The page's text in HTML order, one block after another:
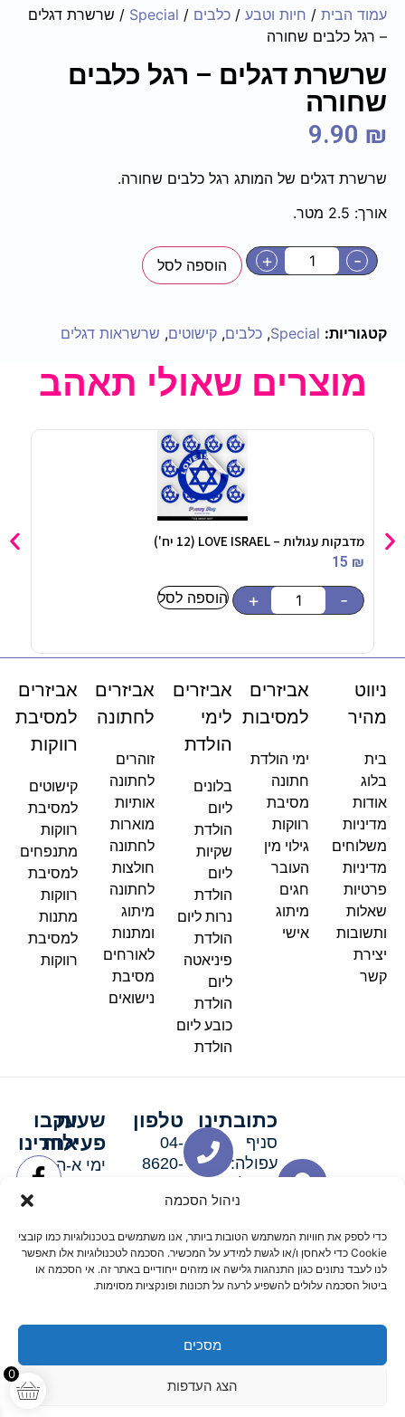
ניהול הסכמה
כדי לספק את חוויות המשתמש הטובות ביותר, אנו משתמשים בטכנולוגיות כמו קובצי
Cookie כדי לאחסן ו/או לגשת למידע על המכשיר. הסכמה לטכנולוגיות אלו תאפשר
לנו לעבד נתונים כגון התנהגות גלישה או מזהים ייחודיים באתר זה. אי הסכמה או
ביטול הסכמה עלולים להשפיע לרעה על תכונות ופונקציות מסוימות.
מסכים
הצג העדפות
0
עמוד הבית / חיות וטבע / כלבים /
Special / שרשרת דגלים
– רגל כלבים שחורה
שרשרת דגלים – רגל כלבים
שחורה
9.90 ₪
שרשרת דגלים של המותג רגל כלבים שחורה.
אורך: 2.5 מטר.
-
+ הוספה לסל
קטגוריות: Special
, כלבים, קישוטים, שרשראות דגלים
מוצרים שאולי תאהב
מדבקות עגולות – ‏‏‏‏LOVE ISRAEL (12 יח')
15 ₪
-
+ הוספה לסל
סט כלי
ניווט
מהיר
בית
בלוג
אודות
מדיניות
משלוחים
מדיניות
פרטיות
שאלות
ותשובות
יצירת
קשר
אביזרים
למסיבות
ימי הולדת
חתונה
מסיבת
רווקות
גילוי מין
העובר
חגים
מיתוג
אישי
אביזרים
לימי
הולדת
בלונים
ליום
הולדת
שקיות
ליום
הולדת
נרות ליום
הולדת
פיניאטה
ליום
הולדת
כובע ליום
הולדת
אביזרים
לחתונה
זוהרים
לחתונה
אותיות
מוארות
לחתונה
חולצות
לחתונה
מיתוג
ומתנות
לאורחים
מסיבת
נישואים
אביזרים
למסיבת
רווקות
קישוטים
למסיבת
רווקות
מתנפחים
למסיבת
רווקות
מתנות
למסיבת
רווקות
כתובתינו
סניף
עפולה:
סניף מגדל
האלה 19
טלפון
04-
8620-
שעות
פעילות
ימי א-ה:
ימי שישי
וערבי חג:
8:30-
15:00
עקבו
אחרינו
תקנון אתרשלום דיגיטל קידום אורגני מקצועי